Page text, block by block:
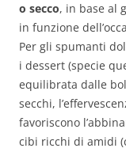
o secco, in base al
in funzione
Per gli spumanti
i dessert (specie
equilibrata dalle
secchi,
favoriscono
cibi ricchi di amidi